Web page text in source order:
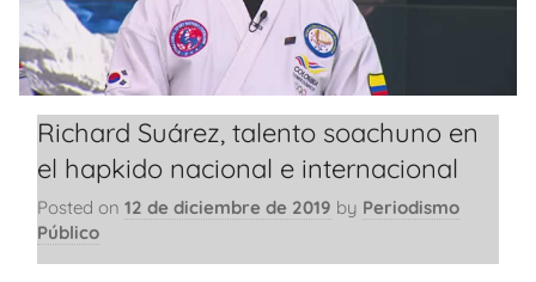
Richard Suárez, talento soachuno en
el hapkido nacional e internacional
Posted on 12 de diciembre de 2019 by Periodismo
Público